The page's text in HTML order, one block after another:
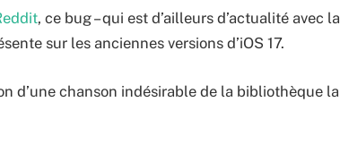
, ce bug – qui est d’ailleurs d’actualité avec la
sur les anciennes versions d’iOS 17.
d’une chanson indésirable de la bibliothèque la